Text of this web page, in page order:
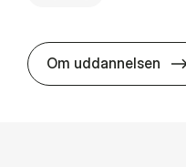
Om uddannelsen